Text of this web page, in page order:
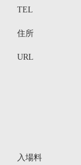
TEL
住所
URL
入場料